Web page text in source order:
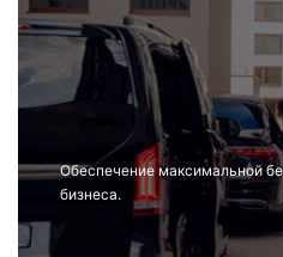
Обеспечение максимальной
бизнеса.